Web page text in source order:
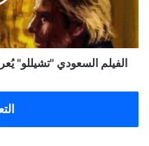
بأمريكا
الفيلم السعودي "تشيللو" يُعرض في 1000 دار